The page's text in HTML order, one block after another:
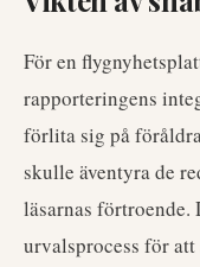
För en
rapporteringens
förlita sig på
skulle äventyra de
läsarnas
urvalsprocess för